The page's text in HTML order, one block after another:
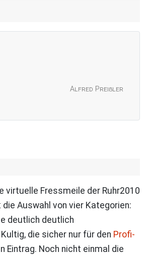
Alfred Preißler
Auswahl von vier Kategorien:
deutlich deutlich
die sicher nur für den Profi-
Eintrag. Noch nicht einmal die